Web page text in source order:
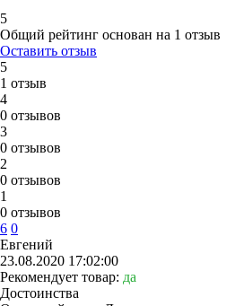
5
Общий рейтинг основан на 1 отзыв
Оставить отзыв
5
1 отзыв
4
0 отзывов
3
0 отзывов
2
0 отзывов
1
0 отзывов
6 0
Евгений
23.08.2020 17:02:00
Рекомендует товар: да
Достоинства